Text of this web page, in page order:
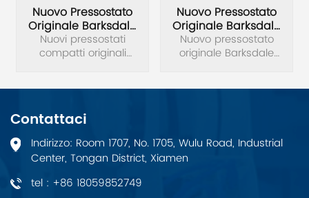
Nuovo Pressostato
Originale Barksdale
96201-BB2-T2-Z17
Nuovi pressostati
compatti originali
96201-BB2-T2-Z17.
Nuovo Pressostato
Originale Barksdale
96201-BB5-T2
Nuovo pressostato
originale Barksdale
Contattaci
Indirizzo: Room 1707, No. 1705, Wulu Road, Industrial
Center, Tongan District, Xiamen
tel : +86 18059852749